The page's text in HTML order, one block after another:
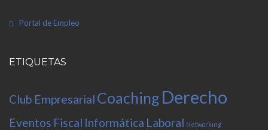
Portal de Empleo
ETIQUETAS
Club Empresarial Coaching Derecho
Eventos Fiscal Informática Laboral Networking